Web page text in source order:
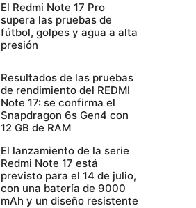
El Redmi Note 17 Pro
supera las pruebas de
fútbol, golpes y agua a alta
presión
Resultados de las pruebas
de rendimiento del REDMI
Note 17: se confirma el
Snapdragon 6s Gen4 con
12 GB de RAM
El lanzamiento de la serie
Redmi Note 17 está
previsto para el 14 de julio,
con una batería de 9000
mAh y un diseño resistente